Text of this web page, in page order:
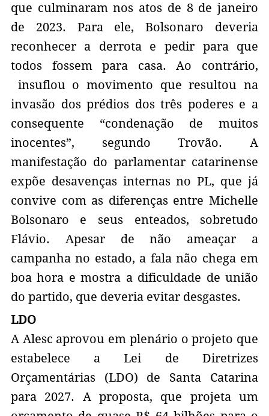
que culminaram nos atos de 8 de janeiro
de 2023. Para ele, Bolsonaro deveria
reconhecer a derrota e pedir para que
todos fossem para casa. Ao contrário,
insuflou o movimento que resultou na
invasão dos prédios dos três poderes e a
consequente “condenação de muitos
inocentes”, segundo Trovão. A
manifestação do parlamentar catarinense
expõe desavenças internas no PL, que já
convive com as diferenças entre Michelle
Bolsonaro e seus enteados, sobretudo
Flávio. Apesar de não ameaçar a
campanha no estado, a fala não chega em
boa hora e mostra a dificuldade de união
do partido, que deveria evitar desgastes.
LDO
A Alesc aprovou em plenário o projeto que
estabelece a Lei de Diretrizes
Orçamentárias (LDO) de Santa Catarina
para 2027. A proposta, que projeta um